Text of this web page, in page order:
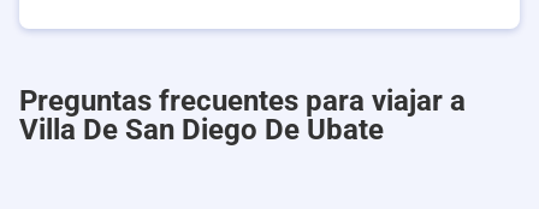
Preguntas frecuentes para viajar a
Villa De San Diego De Ubate